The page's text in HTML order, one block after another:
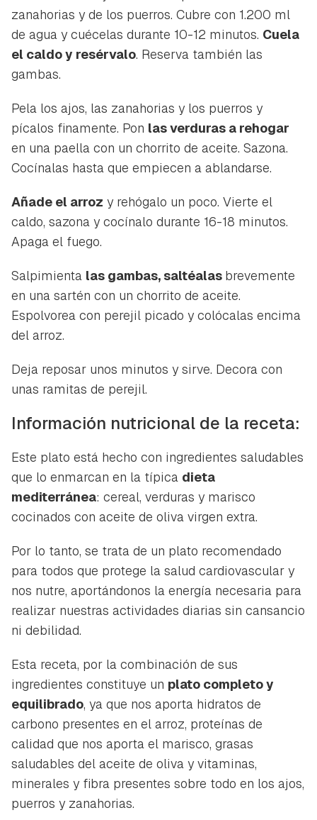
Guardar como favorito
Para poder guardar como favorito, primero has de
iniciar sesión con tu cuenta de Hogarmanía.
zanahorias y de los puerros. Cubre con 1.200 ml
de agua y cuécelas durante 10-12 minutos. Cuela
el caldo y resérvalo. Reserva también las
gambas.
Pela los ajos, las zanahorias y los puerros y
pícalos finamente. Pon las verduras a rehogar
en una paella con un chorrito de aceite. Sazona.
Cocínalas hasta que empiecen a ablandarse.
Añade el arroz y rehógalo un poco. Vierte el
caldo, sazona y cocínalo durante 16-18 minutos.
Apaga el fuego.
Salpimienta las gambas, saltéalas brevemente
en una sartén con un chorrito de aceite.
Espolvorea con perejil picado y colócalas encima
del arroz.
Deja reposar unos minutos y sirve. Decora con
unas ramitas de perejil.
Información nutricional de la receta:
Este plato está hecho con ingredientes saludables
que lo enmarcan en la típica dieta
mediterránea: cereal, verduras y marisco
cocinados con aceite de oliva virgen extra.
Por lo tanto, se trata de un plato recomendado
para todos que protege la salud cardiovascular y
nos nutre, aportándonos la energía necesaria para
realizar nuestras actividades diarias sin cansancio
ni debilidad.
Esta receta, por la combinación de sus
ingredientes constituye un plato completo y
equilibrado, ya que nos aporta hidratos de
carbono presentes en el arroz, proteínas de
calidad que nos aporta el marisco, grasas
saludables del aceite de oliva y vitaminas,
minerales y fibra presentes sobre todo en los ajos,
puerros y zanahorias.
Contenido enviado
Gracias por suscribirte a nuestro boletín.
ACEPTAR